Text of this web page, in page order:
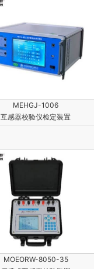
MEHGJ-1006
互感器校验仪检定装置
MOEORW-8050-35